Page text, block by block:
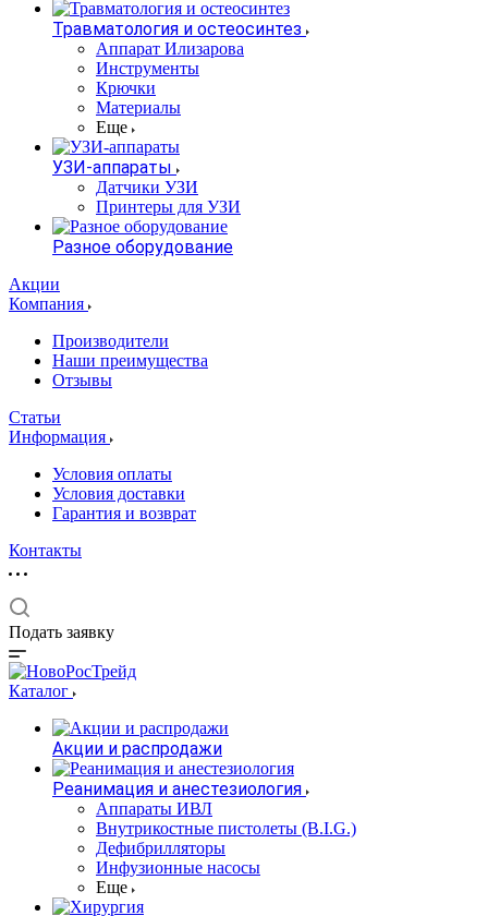
Травматология и остеосинтез
Аппарат Илизарова
Инструменты
Крючки
Материалы
Еще
УЗИ-аппараты
Датчики УЗИ
Принтеры для УЗИ
Разное оборудование
Акции
Компания
Производители
Наши преимущества
Отзывы
Статьи
Информация
Условия оплаты
Условия доставки
Гарантия и возврат
Контакты
Подать заявку
Каталог
Акции и распродажи
Реанимация и анестезиология
Аппараты ИВЛ
Внутрикостные пистолеты (B.I.G.)
Дефибрилляторы
Инфузионные насосы
Еще